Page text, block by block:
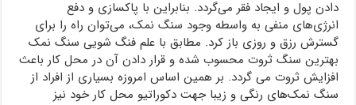
دادن پول و ایجاد فقر می‌گردد. بنابراین با پاکسازی و دفع
انرژی‌های منفی به واسطه وجود سنگ نمک، می‌توان راه را برای
گسترش رزق و روزی باز کرد. مطابق با علم فنگ شویی سنگ نمک
بهترین سنگ ثروت محسوب شده و قرار دادن آن در محل کار باعث
افزایش ثروت می‌ گردد. بر همین اساس امروزه بسیاری از افراد از
سنگ نمک‌های رنگی و زیبا جهت دکوراتیو محل کار خود نیز